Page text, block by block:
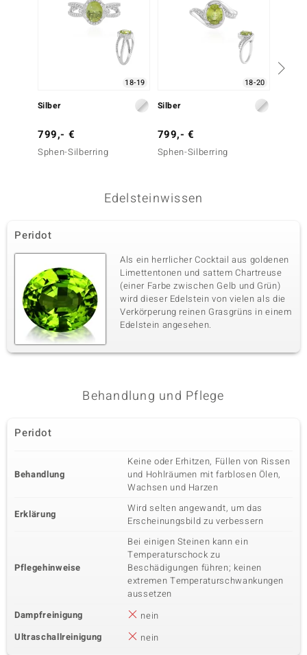
18-19
Silber
799,- €
Sphen-Silberring
18-20
Silber
799,- €
Sphen-Silberring
Edelsteinwissen
Peridot
Als ein herrlicher Cocktail aus goldenen
Limettentonen und sattem Chartreuse
(einer Farbe zwischen Gelb und Grün)
wird dieser Edelstein von vielen als die
Verkörperung reinen Grasgrüns in einem
Edelstein angesehen.
Behandlung und Pflege
Peridot
Behandlung
Keine oder Erhitzen, Füllen von Rissen
und Hohlräumen mit farblosen Ölen,
Wachsen und Harzen
Erklärung
Wird selten angewandt, um das
Erscheinungsbild zu verbessern
Pflegehinweise
Bei einigen Steinen kann ein
Temperaturschock zu
Beschädigungen führen; keinen
extremen Temperaturschwankungen
aussetzen
Dampfreinigung
nein
Ultraschallreinigung
nein